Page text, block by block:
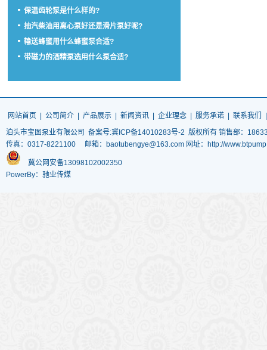
保温齿轮泵是什么样的?
抽汽柴油用离心泵好还是滑片泵好呢?
输送蜂蜜用什么蜂蜜泵合适?
带磁力的酒精泵选用什么泵合适?
网站首页 公司简介 产品展示 新闻资讯 企业理念 服务承诺 联系我们
泊头市宝图泵业有限公司
备案号:冀ICP备14010283号-2 版权所有 销售部：
传真：0317-8221100 邮箱：baotubengye@163.com 网址：http://
冀公网安备13098102002350
PowerBy：驰业传媒